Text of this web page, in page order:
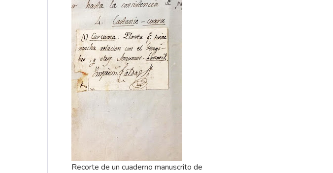
Recorte de un cuaderno manuscrito de